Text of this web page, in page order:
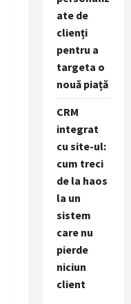
ate de
clienți
pentru a
targeta o
nouă piață
CRM
integrat
cu site-ul:
cum treci
de la haos
la un
sistem
care nu
pierde
niciun
client